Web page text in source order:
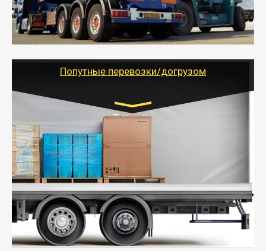
паллеты и россыпью в самые отдаленные места
России с гарантией полной сохранности.
- Тайгер Логистик предоставляет услуги по
грузоперевозкам для физических и юридических лиц
Попутные перевозки/догрузом
Транспорт:
Газель (1,5 и 3 тонны), Бычок, Еврофура от 5 до
10 тонн
от 5000 руб. Возможен догруз
- Экономный способ доставить вещи от 200 кг в
другой город - догрузом или попутно. Попутные
грузоперевозки для физлиц, ИП и юрлиц обходятся
дешевле.
- Тайгер Логистик организует доставку
крупногабаритных и личных вещей по нужному